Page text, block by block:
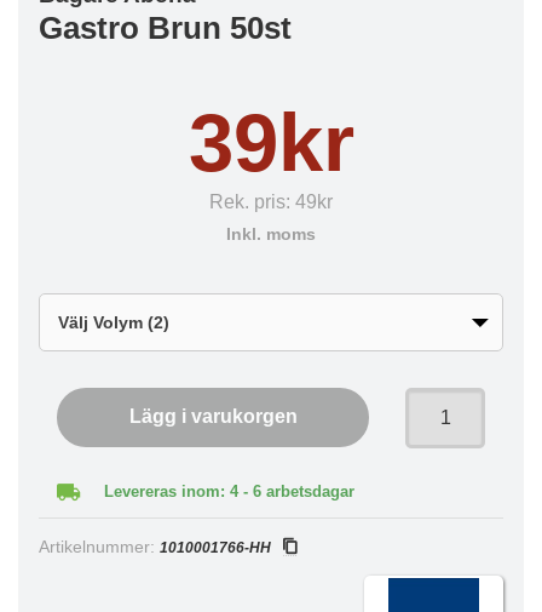
Gastro Brun 50st
39kr
Rek. pris: 49kr
Inkl. moms
Lägg i varukorgen
Levereras inom: 4 - 6 arbetsdagar
Artikelnummer: 1010001766-HH